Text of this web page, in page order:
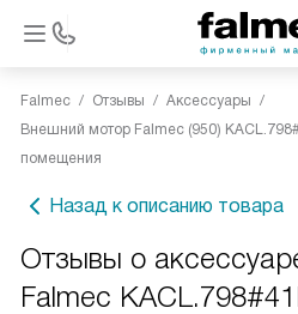
Falmec Отзывы
Аксессуары
Внешний мотор Falmec (950)
помещения
Назад к описанию товара
Отзывы о
Falmec